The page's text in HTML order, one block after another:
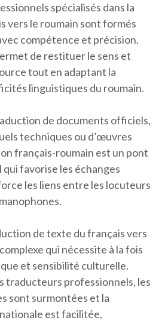
spécialisés dans la
vers le roumain sont formés
compétence et précision.
de restituer le sens et
tout en adaptant la
linguistiques du roumain.
de documents officiels,
techniques ou d’œuvres
français-roumain est un pont
favorise les échanges
les liens entre les locuteurs
de texte du français vers
qui nécessite à la fois
et sensibilité culturelle.
traducteurs professionnels, les
sont surmontées et la
est facilitée,